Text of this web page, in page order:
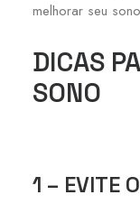
melhorar seu
DICAS
SONO
1 – EVITE